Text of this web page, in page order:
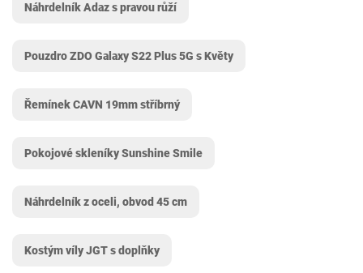
Náhrdelník Adaz s pravou růží
Pouzdro ZDO Galaxy S22 Plus 5G s Květy
Řemínek CAVN 19mm stříbrný
Pokojové skleníky Sunshine Smile
Náhrdelník z oceli, obvod 45 cm
Kostým víly JGT s doplňky